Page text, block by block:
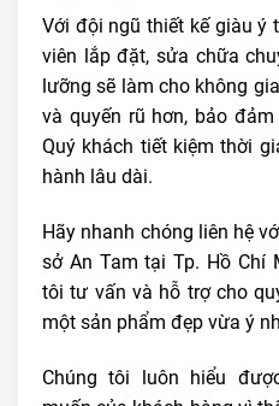
Với đội ngũ thiết kế giàu ý
viên lắp đặt, sửa chữa
lưỡng sẽ làm cho không
và quyến rũ hơn, bảo
Quý khách tiết kiệm thời
hành lâu dài.
Hãy nhanh chóng liên hệ
sở An Tam tại Tp. Hồ Chí
tôi tư vấn và hỗ trợ cho
một sản phẩm đẹp vừa ý
Chúng tôi luôn hiểu